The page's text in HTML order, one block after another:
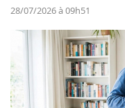
28/07/2026 à 09h51